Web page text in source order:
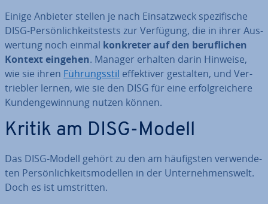
Einige Anbieter stellen je nach Ein­satzweck spe­zi­fi­sche
DISG-Per­sön­lich­keits­tests zur Verfügung, die in ihrer Aus­
wer­tung noch einmal konkreter auf den be­ruf­li­chen
Kontext eingehen. Manager erhalten darin Hinweise,
wie sie ihren Füh­rungs­stil ef­fek­ti­ver gestalten, und Ver­
trieb­ler lernen, wie sie den DISG für eine er­folg­rei­che­re
Kun­den­ge­win­nung nutzen können.
Kritik am DISG-Modell
Das DISG-Modell gehört zu den am häu­figs­ten ver­wen­de­
ten Per­sön­lich­keits­mo­del­len in der Un­ter­neh­mens­welt.
Doch es ist um­strit­ten.